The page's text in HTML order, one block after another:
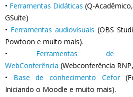
• Ferramentas Didáticas (Q-
GSuíte)
• Ferramentas audiovisuais (OBS
Powtoon e muito mais).
• Ferramentas de
WebConferência (Webconferência
• Base de conhecimento Cefor
Iniciando o Moodle e muito mais).